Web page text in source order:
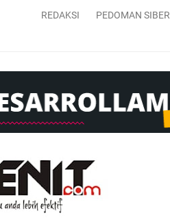
REDAKSI PEDOMAN SIBER